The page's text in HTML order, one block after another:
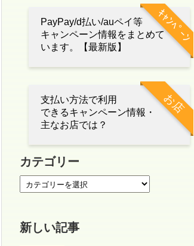
ｷｬﾝﾍﾟｰﾝ
PayPay/d払い/auペイ等
キャンペーン情報をまとめて
います。【最新版】
お店
支払い方法で利用
できるキャンペーン情報・
主なお店では？
カテゴリー
新しい記事